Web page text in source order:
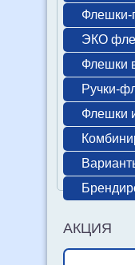
Флешки-
ЭКО
Флешки
Ручки-
Флешки
АКЦИЯ